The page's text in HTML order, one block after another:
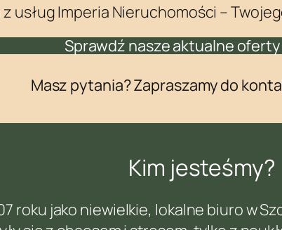
usług Imperia Nieruchomości –
Sprawdź nasze aktualne oferty
Masz pytania? Zapraszamy do
Kim jesteśmy?
roku jako niewielkie, lokalne biuro w